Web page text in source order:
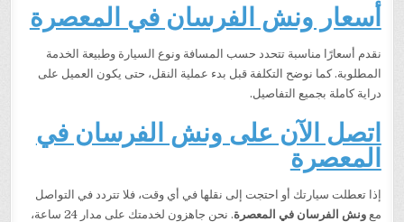
أسعار ونش الفرسان في المعصرة
نقدم أسعارًا مناسبة تتحدد حسب المسافة ونوع السيارة وطبيعة الخدمة
المطلوبة. كما نوضح التكلفة قبل بدء عملية النقل، حتى يكون العميل على
دراية كاملة بجميع التفاصيل.
اتصل الآن على ونش الفرسان في
المعصرة
إذا تعطلت سيارتك أو احتجت إلى نقلها في أي وقت، فلا تتردد في التواصل
معونش الفرسان في المعصرة
. نحن جاهزون لخدمتك على مدار 24 ساعة،